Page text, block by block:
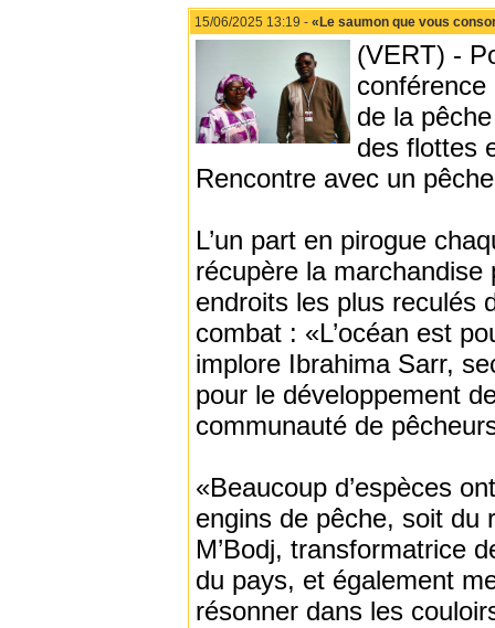
15/06/2025 13:19 - «Le saumon que vous
(VERT) -
conférence
de la
des flottes
Rencontre avec un
L’un part en pirogue
récupère la
endroits les plus reculés
combat : «L’océan est
implore Ibrahima Sarr,
pour le développement
communauté de
«Beaucoup d’espèces
engins de pêche, soit du
M’Bodj, transformatrice
du pays, et également
résonner dans les